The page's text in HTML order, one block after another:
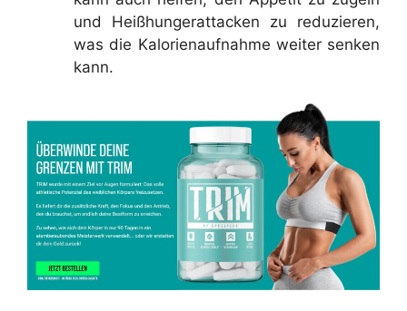
und Heißhungerattacken zu reduzieren,
was die Kalorienaufnahme weiter senken
kann.